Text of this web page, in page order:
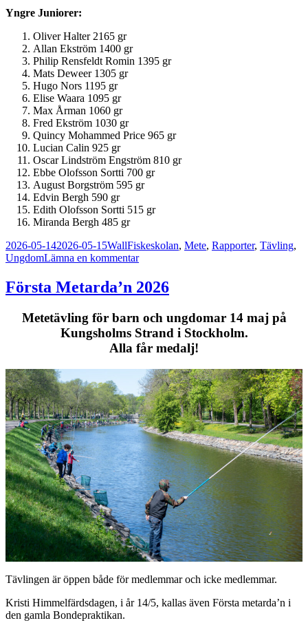
Yngre Juniorer:
Oliver Halter 2165 gr
Allan Ekström 1400 gr
Philip Rensfeldt Romin 1395 gr
Mats Deweer 1305 gr
Hugo Nors 1195 gr
Elise Waara 1095 gr
Max Årman 1060 gr
Fred Ekström 1030 gr
Quincy Mohammed Price 965 gr
Lucian Calin 925 gr
Oscar Lindström Engström 810 gr
Ebbe Olofsson Sortti 700 gr
August Borgström 595 gr
Edvin Bergh 590 gr
Edith Olofsson Sortti 515 gr
Miranda Bergh 485 gr
Postat
2026-05-142026-05-15Författare
WallKategorier
Fiskeskolan, Mete, Rapporter, Tävling,
UngdomLämna en kommentartill
Första
metarda’n
Första Metarda’n 2026
Metetävling för barn och ungdomar 14 maj på
Kungsholms Strand i Stockholm.
Alla får medalj!
Tävlingen är öppen både för medlemmar och icke medlemmar.
Kristi Himmelfärdsdagen, i år 14/5, kallas även Första metarda’n i
den gamla Bondepraktikan.